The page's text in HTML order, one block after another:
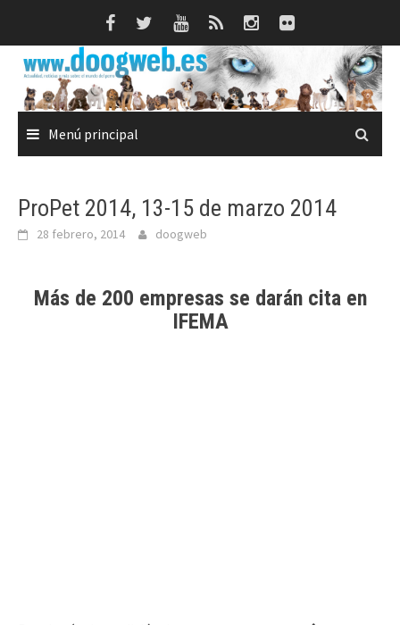
Menú principal
ProPet 2014, 13-15 de marzo 2014
28 febrero, 2014 doogweb
Más de 200 empresas se darán cita en
IFEMA